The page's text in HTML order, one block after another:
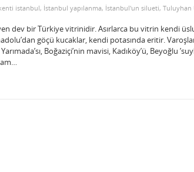
istanbul, İstanbul yapılanma, İstanbul'un silueti, Tuluyhan
dev bir Türkiye vitrinidir. Asırlarca bu vitrin kendi
göçü kucaklar, kendi potasında eritir.
Boğaziçi’nin mavisi, Kadıköy’ü, Beyoğlu